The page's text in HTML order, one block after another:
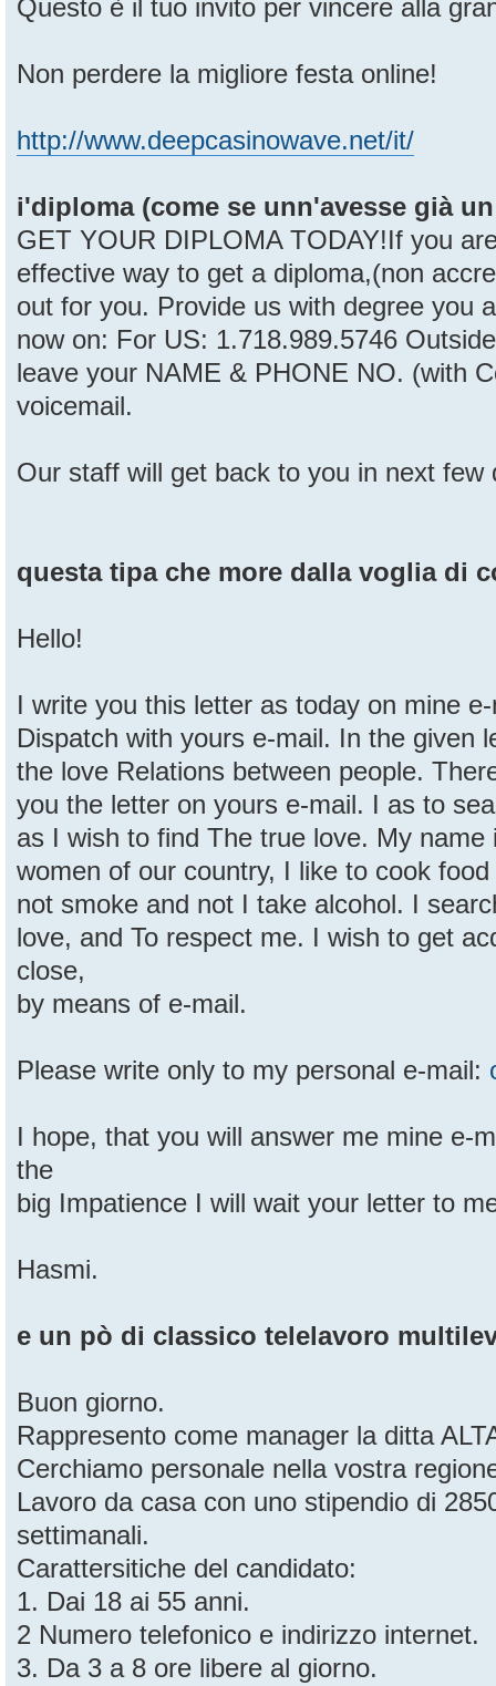
Questo è il tuo invito per vincere alla
Non perdere la migliore festa online!
http://www.deepcasinowave.net/it/
i'diploma (come se unn'avesse già
GET YOUR DIPLOMA TODAY!If you
effective way to get a diploma,(non
out for you. Provide us with degree you
now on: For US: 1.718.989.5746
leave your NAME & PHONE NO. (with
voicemail.
Our staff will get back to you in next few
questa tipa che more dalla voglia di
Hello!
I write you this letter as today on mine
Dispatch with yours e-mail. In the given
the love Relations between people.
you the letter on yours e-mail. I as to
as I wish to find The true love. My
women of our country, I like to cook
not smoke and not I take alcohol. I
love, and To respect me. I wish to get
close,
by means of e-mail.
Please write only to my personal e-mail:
I hope, that you will answer me mine e-
the
big Impatience I will wait your letter to
Hasmi.
e un pò di classico telelavoro
Buon giorno.
Rappresento come manager la ditta
Cerchiamo personale nella vostra
Lavoro da casa con uno stipendio di
settimanali.
Carattersitiche del candidato:
1. Dai 18 ai 55 anni.
2 Numero telefonico e indirizzo internet.
3. Da 3 a 8 ore libere al giorno.